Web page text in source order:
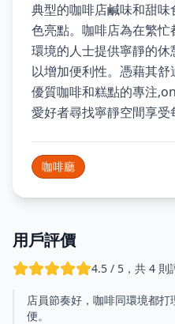
典型的咖啡店鹹味和甜
色亮點。咖啡店為在繁
環境的人士提供寧靜的
以增加便利性。憑藉其
優質咖啡和糕點的專注
愛好者尋找寧靜空間享受
咖啡廳
用戶評價
4.5 / 5，共 4 則
店員節奏好，咖啡同環境都
便。